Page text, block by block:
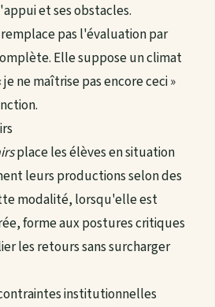
et ses obstacles.
pas l'évaluation par
Elle suppose un climat
ne maîtrise pas encore ceci »
place les élèves en situation
leurs productions selon des
modalité, lorsqu'elle est
forme aux postures critiques
les retours sans surcharger
institutionnelles